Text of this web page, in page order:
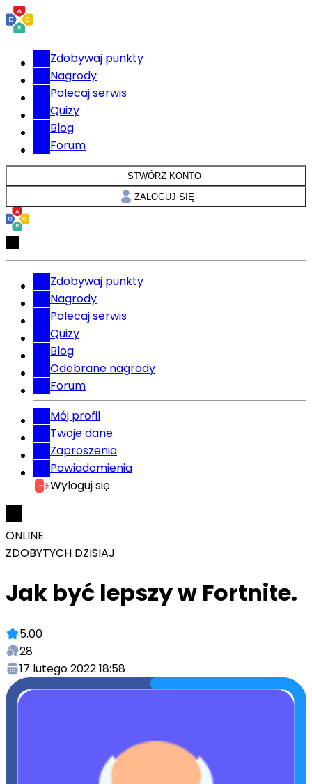
Zdobywaj punkty
Nagrody
Polecaj serwis
Quizy
Blog
Forum
STWÓRZ KONTO
ZALOGUJ SIĘ
Zdobywaj punkty
Nagrody
Polecaj serwis
Quizy
Blog
Odebrane nagrody
Forum
Mój profil
Twoje dane
Zaproszenia
Powiadomienia
Wyloguj się
ONLINE
ZDOBYTYCH DZISIAJ
Jak być lepszy w Fortnite.
5.00
28
17 lutego 2022 18:58